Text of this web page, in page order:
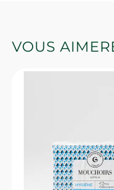
VOUS